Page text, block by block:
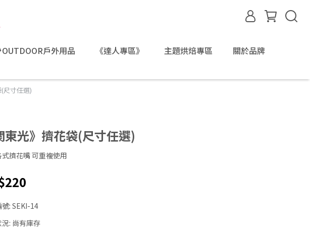
戶外用品 《達人專區》 主題烘焙專區
關於品牌
(尺寸任選)
東光》擠花袋(尺寸任選)
擠花嘴 可重複使用
: SEKI-14
: 尚有庫存